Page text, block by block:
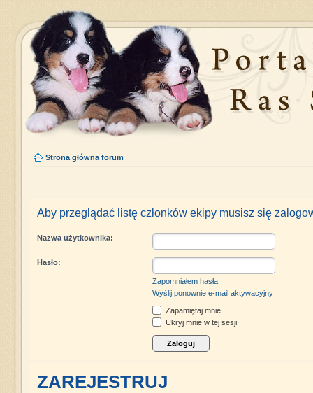
Strona główna forum
Aby przeglądać listę członków ekipy musisz się
Nazwa użytkownika:
Hasło:
Zapomniałem hasła
Wyślij ponownie e-mail aktywacyjny
Zapamiętaj mnie
Ukryj mnie w tej sesji
ZAREJESTRUJ